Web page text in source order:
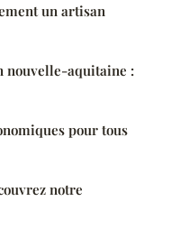
un artisan
nouvelle-aquitaine :
pour tous
notre